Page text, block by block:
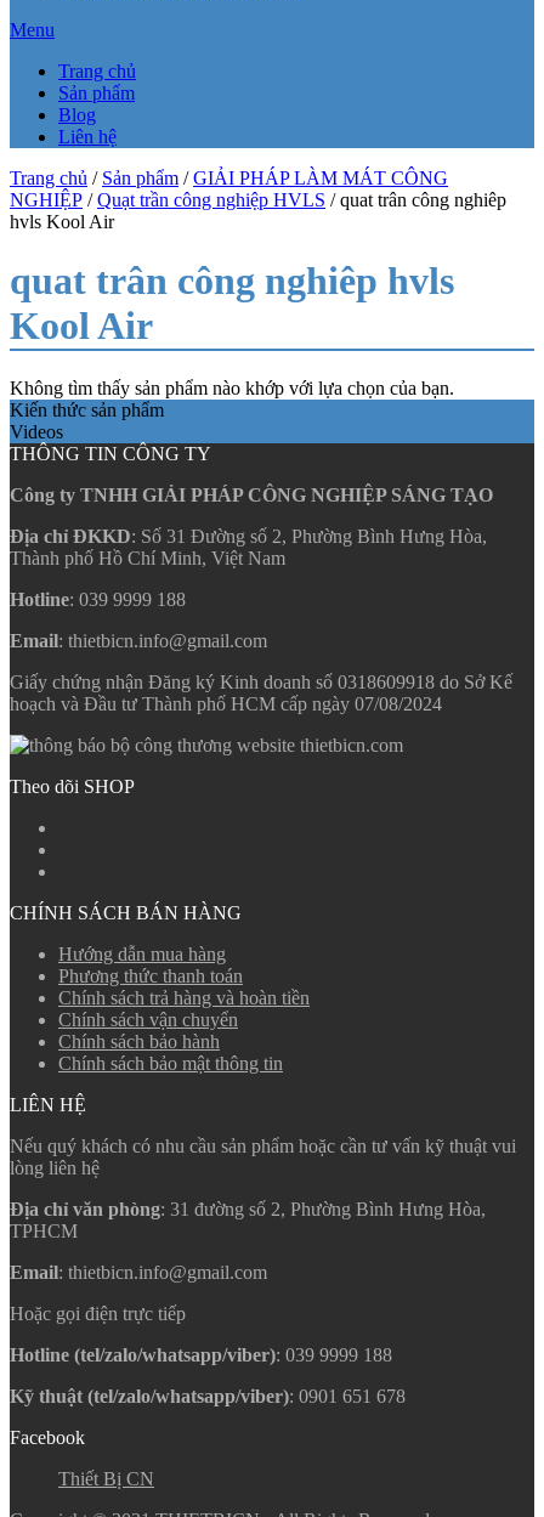
Menu
Trang chủ
Sản phẩm
Blog
Liên hệ
Trang chủ / Sản phẩm /GIẢI PHÁP LÀM MÁT CÔNG
NGHIỆP /Quạt trần công nghiệp HVLS / quat trân công nghiêp
hvls Kool Air
quat trân công nghiêp hvls
Kool Air
Không tìm thấy sản phẩm nào khớp với lựa chọn của bạn.
Kiến thức sản phẩm
Videos
THÔNG TIN CÔNG TY
Công ty TNHH GIẢI PHÁP CÔNG NGHIỆP SÁNG TẠO
Địa chỉ ĐKKD: Số 31 Đường số 2, Phường Bình Hưng Hòa,
Thành phố Hồ Chí Minh, Việt Nam
Hotline: 039 9999 188
Email: thietbicn.info@gmail.com
Giấy chứng nhận Đăng ký Kinh doanh số 0318609918 do Sở Kế
hoạch và Đầu tư Thành phố HCM cấp ngày 07/08/2024
Theo dõi SHOP
CHÍNH SÁCH BÁN HÀNG
Hướng dẫn mua hàng
Phương thức thanh toán
Chính sách trả hàng và hoàn tiền
Chính sách vận chuyển
Chính sách bảo hành
Chính sách bảo mật thông tin
LIÊN HỆ
Nếu quý khách có nhu cầu sản phẩm hoặc cần tư vấn kỹ thuật vui
lòng liên hệ
Địa chỉ văn phòng: 31 đường số 2, Phường Bình Hưng Hòa,
TPHCM
Email: thietbicn.info@gmail.com
Hoặc gọi điện trực tiếp
Hotline (tel/zalo/whatsapp/viber): 039 9999 188
Kỹ thuật (tel/zalo/whatsapp/viber): 0901 651 678
Facebook
Thiết Bị CN